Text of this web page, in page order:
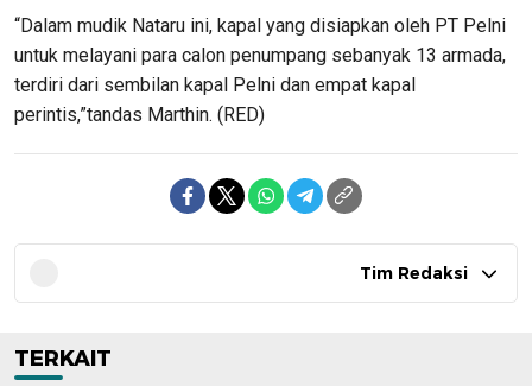
“Dalam mudik Nataru ini, kapal yang disiapkan oleh PT Pelni
untuk melayani para calon penumpang sebanyak 13 armada,
terdiri dari sembilan kapal Pelni dan empat kapal
perintis,”tandas Marthin. (RED)
Tim Redaksi
TERKAIT